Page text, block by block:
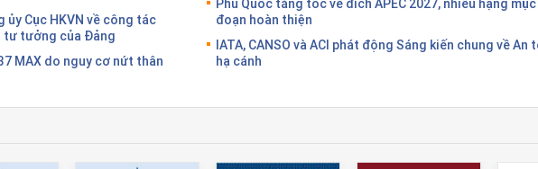
Cục HKVN về công tác
tư tưởng của Đảng
MAX do nguy cơ nứt thân
đoạn hoàn thiện
IATA, CANSO và ACI phát động Sáng kiến chung về
hạ cánh